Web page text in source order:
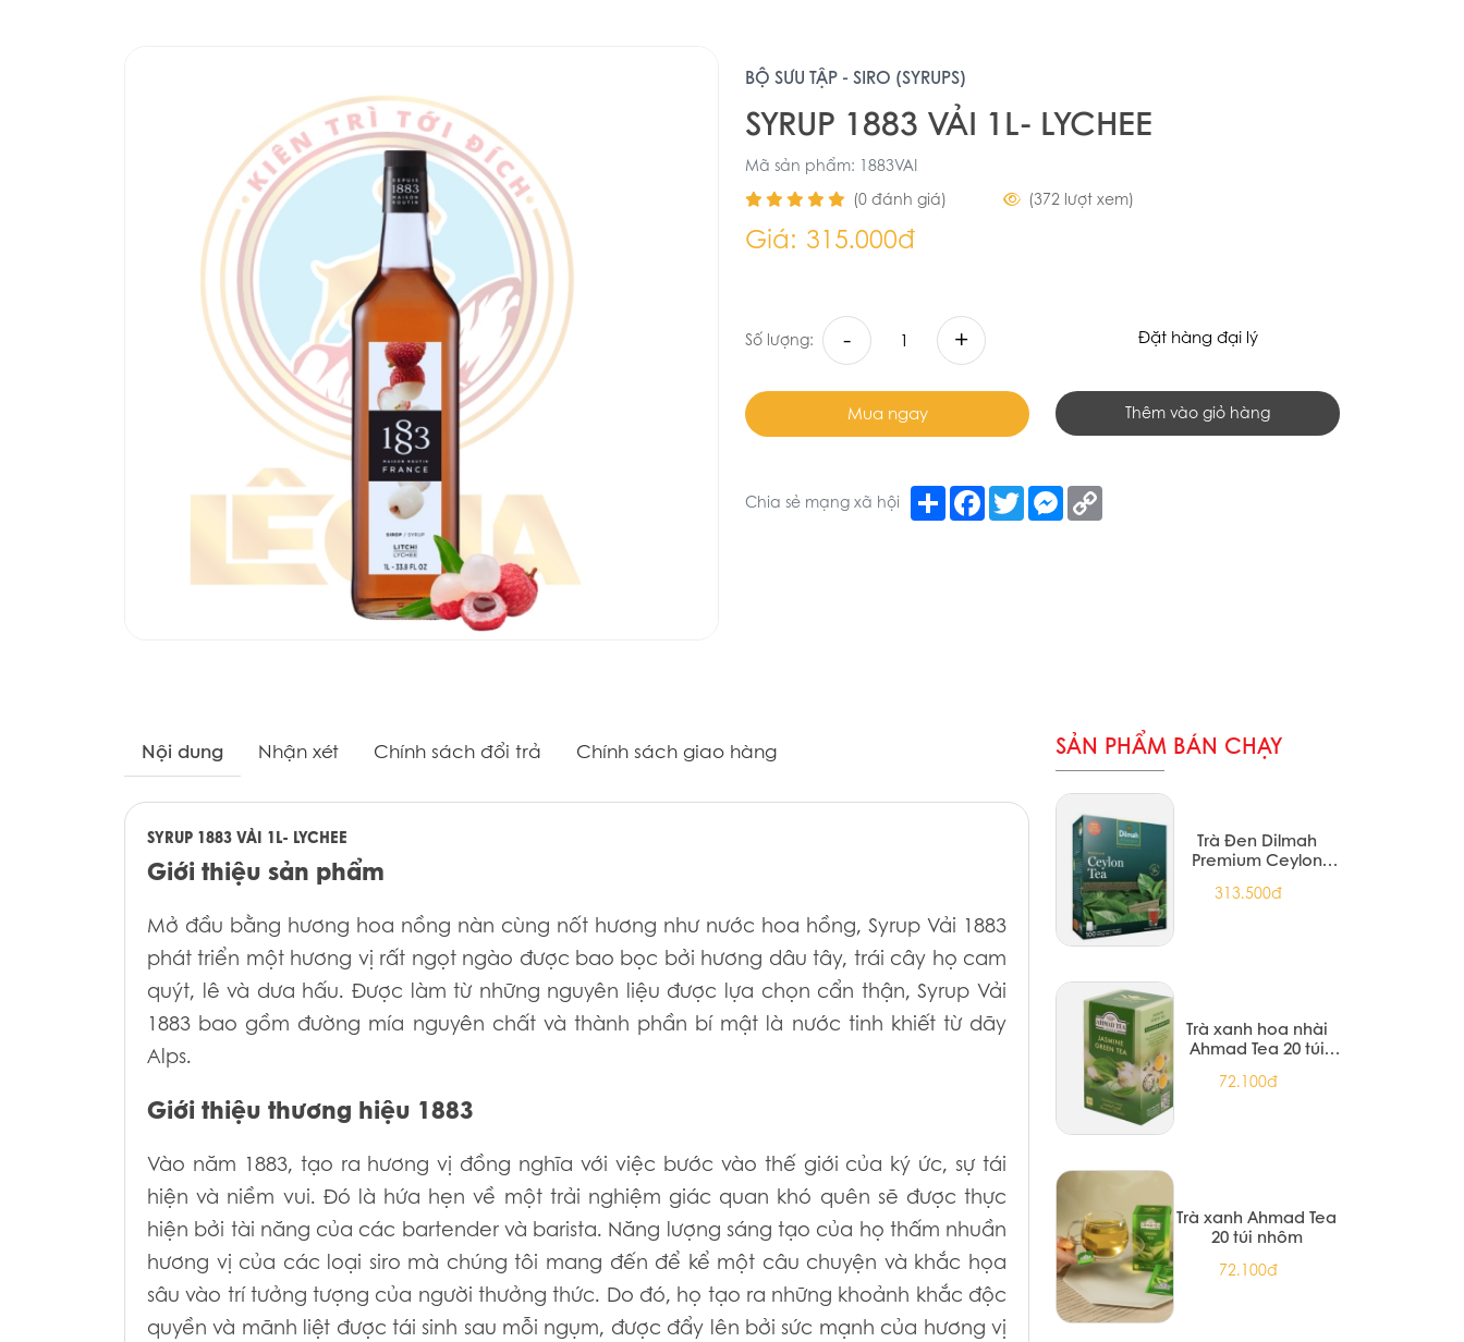
BỘ SƯU TẬP - SIRO (SYRUPS)
SYRUP 1883 VẢI 1L- LYCHEE
Mã sản phẩm: 1883VAI
(0 đánh giá)
(372 lượt xem)
Giá: 315.000đ
Số lượng: - +
Mua ngay
Đặt hàng đại lý
Thêm vào giỏ hàng
Chia sẻ mạng xã hội Share Facebook
TwitterMessenger
Nội dung Nhận xét Chính sách đổi trả Chính sách giao hàng
SYRUP 1883 VẢI 1L- LYCHEE
Giới thiệu sản phẩm
Mở đầu bằng hương hoa nồng nàn cùng nốt hương như nước hoa hồng, Syrup Vải 1883
phát triển một hương vị rất ngọt ngào được bao bọc bởi hương dâu tây, trái cây họ cam
quýt, lê và dưa hấu. Được làm từ những nguyên liệu được lựa chọn cẩn thận, Syrup Vải
1883 bao gồm đường mía nguyên chất và thành phần bí mật là nước tinh khiết từ dãy
Alps.
Giới thiệu thương hiệu 1883
Vào năm 1883, tạo ra hương vị đồng nghĩa với việc bước vào thế giới của ký ức, sự tái
hiện và niềm vui. Đó là hứa hẹn về một trải nghiệm giác quan khó quên sẽ được thực
hiện bởi tài năng của các bartender và barista. Năng lượng sáng tạo của họ thấm nhuần
hương vị của các loại siro mà chúng tôi mang đến để kể một câu chuyện và khắc họa
sâu vào trí tưởng tượng của người thưởng thức. Do đó, họ tạo ra những khoảnh khắc độc
quyền và mãnh liệt được tái sinh sau mỗi ngụm, được đẩy lên bởi sức mạnh của hương vị
SẢN PHẨM BÁN CHẠY
Trà Đen Dilmah
Premium Ceylon
(12/T)
313.500đ
Trà xanh hoa nhài
Ahmad Tea 20 túi
72.100đ
Trà xanh Ahmad Tea
20 túi nhôm
72.100đ